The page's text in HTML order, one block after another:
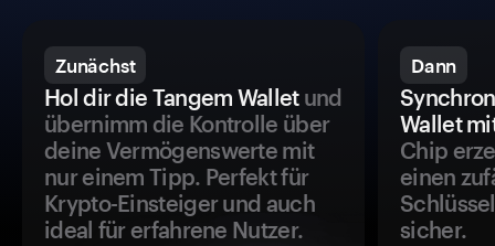
Zunächst
Hol dir die Tangem Walletund
übernimm die Kontrolle über
deine Vermögenswerte mit
nur einem Tipp. Perfekt für
Krypto-Einsteiger und auch
ideal für erfahrene Nutzer.
Dann
Wallet
Chip
einen
sicher.